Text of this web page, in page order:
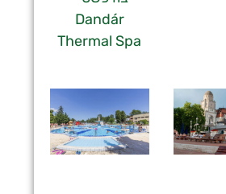
Dandár
Thermal Spa